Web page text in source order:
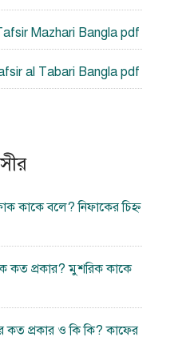
Mazhari Bangla pdf
al Tabari Bangla pdf
কাকে বলে? নিফাকের চিহ্ন
কত প্রকার? মুশরিক কাকে
কত প্রকার ও কি কি? কাফের